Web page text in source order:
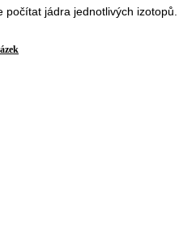
jádra jednotlivých izotopů.